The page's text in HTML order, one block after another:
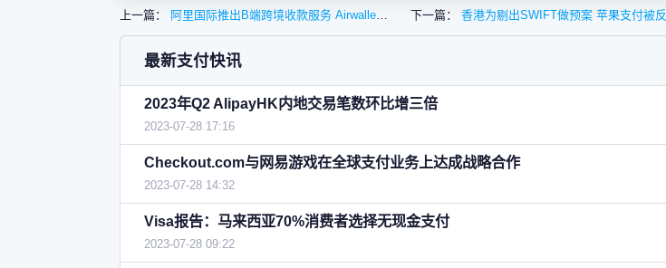
上一篇： 阿里国际推出B端跨境收款服务 Airwallex正寻求1.5亿美元融资 PayPal涨价 下一篇： 香港为剔出SWIFT做预案 苹果支付被反垄断 外汇局中小企业外汇服务
最新支付快讯
2023年Q2 AlipayHK内地交易笔数环比增三倍
2023-07-28 17:16
Checkout.com与网易游戏在全球支付业务上达成战略合作
2023-07-28 14:32
Visa报告：马来西亚70%消费者选择无现金支付
2023-07-28 09:22